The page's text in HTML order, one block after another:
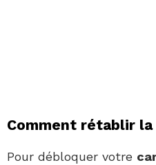
Comment rétablir la
Pour débloquer votre